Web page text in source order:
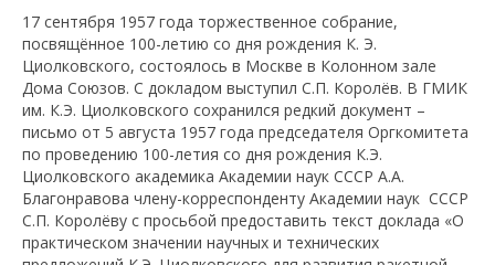
17 сентября 1957 года торжественное собрание,
посвящённое 100-летию со дня рождения К. Э.
Циолковского, состоялось в Москве в Колонном зале
Дома Союзов. С докладом выступил С.П. Королёв. В ГМИК
им. К.Э. Циолковского сохранился редкий документ –
письмо от 5 августа 1957 года председателя Оргкомитета
по проведению 100-летия со дня рождения К.Э.
Циолковского академика Академии наук СССР А.А.
Благонравова члену-корреспонденту Академии наук СССР
С.П. Королёву с просьбой предоставить текст доклада «О
практическом значении научных и технических